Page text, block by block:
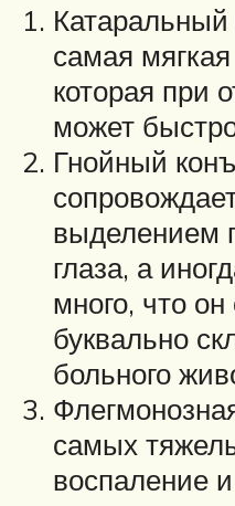
Катаральный
самая
которая при
может
Гнойный
выделением
глаза, а
много, что
буквально
больного
самых
воспаление